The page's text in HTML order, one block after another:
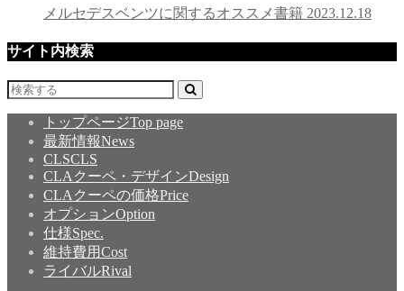
メルセデスベンツに関するオススメ書籍 2023.12.18
サイト内検索
トップページTop page
最新情報News
CLSCLS
CLAクーペ・デザインDesign
CLAクーペの価格Price
オプションOption
仕様Spec.
維持費用Cost
ライバルRival